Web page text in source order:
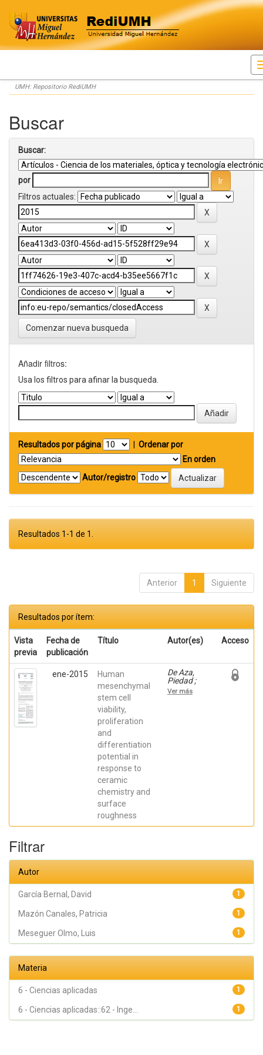
Skip
navigation
UMH: Repositorio RediUMH
Buscar
Buscar:
por
Filtros actuales:
Comenzar nueva busqueda
Añadir filtros:
Usa los filtros para afinar la busqueda.
Resultados por página
Ordenar por
En orden
Autor/registro
Resultados 1-1 de 1.
Anterior 1 Siguiente
Resultados por ítem:
Vista
previa
Fecha de
publicación
Título Autor(es) Acceso
ene-2015
Human
mesenchymal
stem cell
viability,
proliferation
and
differentiation
potential in
response to
ceramic
chemistry and
surface
roughness
De Aza,
Piedad ;
Mazón
Canales,
Ver más
Filtrar
Autor
1
García Bernal, David
1
Mazón Canales, Patricia
1
Meseguer Olmo, Luis
Materia
1
6 - Ciencias aplicadas
1
6 - Ciencias aplicadas::62 - Inge...